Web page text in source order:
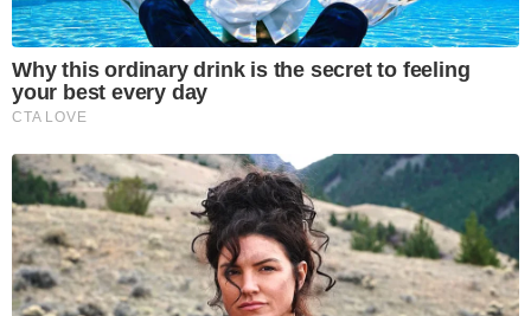
Why this ordinary drink is the secret to feeling
your best every day
CTA LOVE